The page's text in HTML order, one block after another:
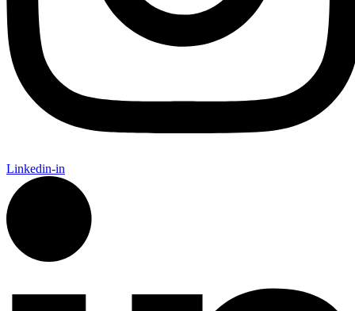
Linkedin-in